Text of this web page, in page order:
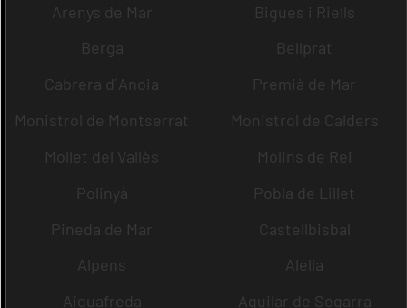
Arenys de Mar
Bigues i Riells
Berga
Bellprat
Cabrera d´Anoia
Premià de Mar
Monistrol de Montserrat
Monistrol de Calders
Mollet del Vallès
Molins de Rei
Polinyà
Pobla de Lillet
Pineda de Mar
Castellbisbal
Alpens
Alella
Aiguafreda
Aguilar de Segarra